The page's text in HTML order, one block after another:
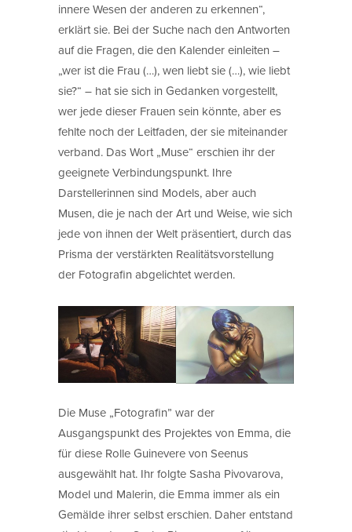
innere Wesen der anderen zu erkennen“,
erklärt sie. Bei der Suche nach den Antworten
auf die Fragen, die den Kalender einleiten –
„wer ist die Frau (…), wen liebt sie (…), wie liebt
sie?“ – hat sie sich in Gedanken vorgestellt,
wer jede dieser Frauen sein könnte, aber es
fehlte noch der Leitfaden, der sie miteinander
verband. Das Wort „Muse“ erschien ihr der
geeignete Verbindungspunkt. Ihre
Darstellerinnen sind Models, aber auch
Musen, die je nach der Art und Weise, wie sich
jede von ihnen der Welt präsentiert, durch das
Prisma der verstärkten Realitätsvorstellung
der Fotografin abgelichtet werden.
Die Muse „Fotografin” war der
Ausgangspunkt des Projektes von Emma, die
für diese Rolle Guinevere von Seenus
ausgewählt hat. Ihr folgte Sasha Pivovarova,
Model und Malerin, die Emma immer als ein
Gemälde ihrer selbst erschien. Daher entstand